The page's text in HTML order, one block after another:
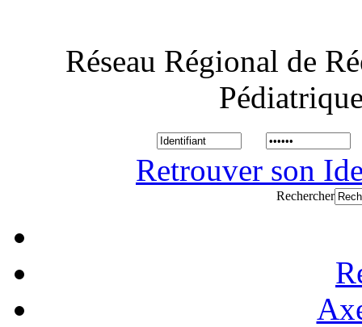
Réseau Régional de
Retrouver son
Rechercher